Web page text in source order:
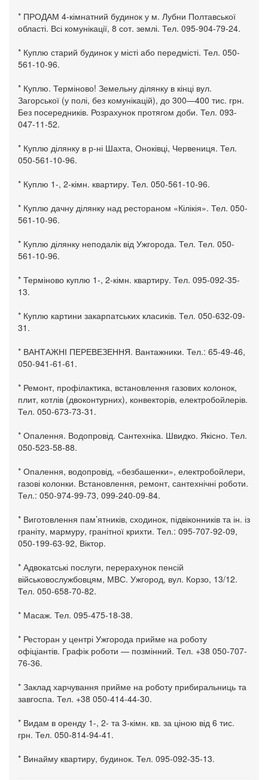
* ПРОДАМ 4-кімнатний будинок у м. Лубни Полтавської
області. Всі комунікації, 8 сот. землі. Тел. 095-904-79-24.
* Куплю старий будинок у місті або передмісті. Тел. 050-
561-10-96.
* Куплю. Терміново! Земельну ділянку в кінці вул.
Загорської (у полі, без комунікацій), до 300—400 тис. грн.
Без посередників. Розрахунок протягом доби. Тел. 093-
047-11-52.
* Куплю ділянку в р-ні Шахта, Оноківці, Червениця. Тел.
050-561-10-96.
* Куплю 1-, 2-кімн. квартиру. Тел. 050-561-10-96.
* Куплю дачну ділянку над рестораном «Кілікія». Тел. 050-
561-10-96.
* Куплю ділянку неподалік від Ужгорода. Тел. Тел. 050-
561-10-96.
* Терміново куплю 1-, 2-кімн. квартиру. Тел. 095-092-35-
13.
* Куплю картини закарпатських класиків. Тел. 050-632-09-
31.
* ВАНТАЖНІ ПЕРЕВЕЗЕННЯ. Вантажники. Тел.: 65-49-46,
050-941-61-61.
* Ремонт, профілактика, встановлення газових колонок,
плит, котлів (двоконтурних), конвекторів, електробойлерів.
Тел. 050-673-73-31.
* Опалення. Водопровід. Сантехніка. Швидко. Якісно. Тел.
050-523-58-88.
* Опалення, водопровід, «безбашенки», електробойлери,
газові колонки. Встановлення, ремонт, сантехнічні роботи.
Тел.: 050-974-99-73, 099-240-09-84.
* Виготовлення пам’ятників, сходинок, підвіконників та ін. із
граніту, мармуру, гранітної крихти. Тел.: 095-707-92-09,
050-199-63-92, Віктор.
* Адвокатські послуги, перерахунок пенсій
військовослужбовцям, МВС. Ужгород, вул. Корзо, 13/12.
Тел. 050-658-70-82.
* Масаж. Тел. 095-475-18-38.
* Ресторан у центрі Ужгорода прийме на роботу
офіціантів. Графік роботи — позмінний. Тел. +38 050-707-
76-36.
* Заклад харчування прийме на роботу прибиральниць та
завгоспа. Тел. +38 050-414-44-30.
* Видам в оренду 1-, 2- та 3-кімн. кв. за ціною від 6 тис.
грн. Тел. 050-814-94-41.
* Винайму квартиру, будинок. Тел. 095-092-35-13.